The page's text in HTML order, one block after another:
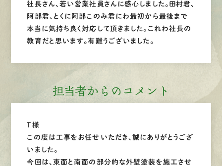
社長さん、若い営業社員さんに感心しました。田村君、
阿部君、とくに阿部このみ君にわ最初から最後まで
本当に気持ち良く対応して頂きました。これわ社長の
教育だと思います。有難うございました。
担当者からのコメント
Ｔ様
この度は工事をお任せいただき、誠にありがとうござ
いました。
今回は、東面と南面の部分的な外壁塗装を施工させ